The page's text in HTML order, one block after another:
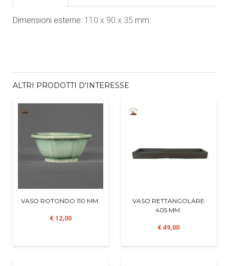
Dimensioni esterne: 110 x 90 x 35 mm.
ALTRI PRODOTTI D'INTERESSE
VASO ROTONDO 110 MM.
€ 12,00
VASO RETTANGOLARE
405 MM.
€ 49,00